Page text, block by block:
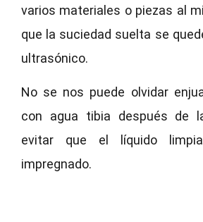
varios materiales o piezas al
que la suciedad suelta se
ultrasónico.
No se nos puede olvidar
con agua tibia después de
evitar que el líquido
impregnado.